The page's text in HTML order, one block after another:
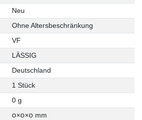
Neu
Ohne Altersbeschränkung
VF
LÄSSIG
Deutschland
1 Stück
0 g
0×0×0 mm